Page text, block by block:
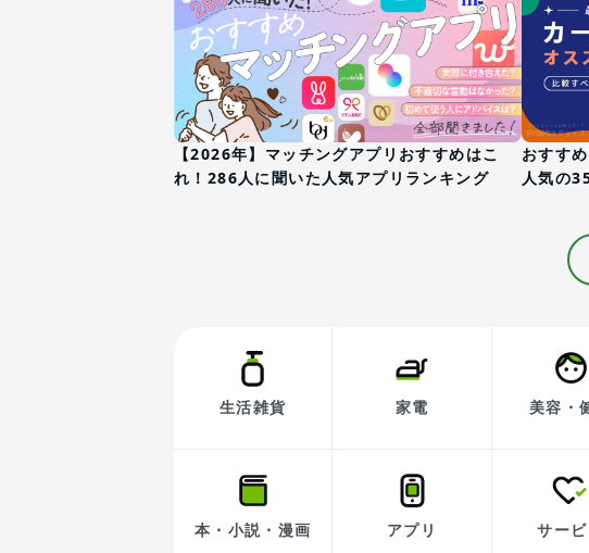
【2026年】マッチングアプリおすすめはこ
れ！286人に聞いた人気アプリランキング
おすす
人気の
生活雑貨 家電 美容・
本・小説・漫画 アプリ サー